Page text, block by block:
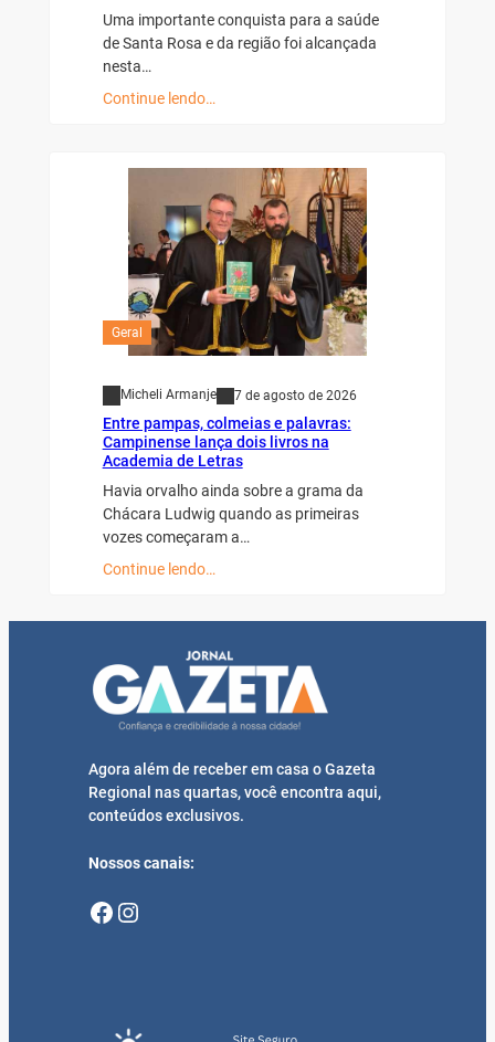
Uma importante conquista para a saúde
de Santa Rosa e da região foi alcançada
nesta…
Continue lendo…
Geral
Micheli Armanje 7 de agosto de 2026
Entre pampas, colmeias e palavras:
Campinense lança dois livros na
Academia de Letras
Havia orvalho ainda sobre a grama da
Chácara Ludwig quando as primeiras
vozes começaram a…
Continue lendo…
Agora além de receber em casa o Gazeta
Regional nas quartas, você encontra aqui,
conteúdos exclusivos.
Nossos canais:
Facebook Instagram